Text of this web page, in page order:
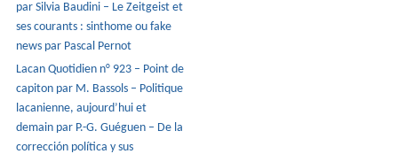
par Silvia Baudini – Le Zeitgeist et
ses courants : sinthome ou fake
news par Pascal Pernot
Lacan Quotidien n° 923 – Point de
capiton par M. Bassols – Politique
lacanienne, aujourd’hui et
demain par P.-G. Guéguen – De la
corrección política y sus